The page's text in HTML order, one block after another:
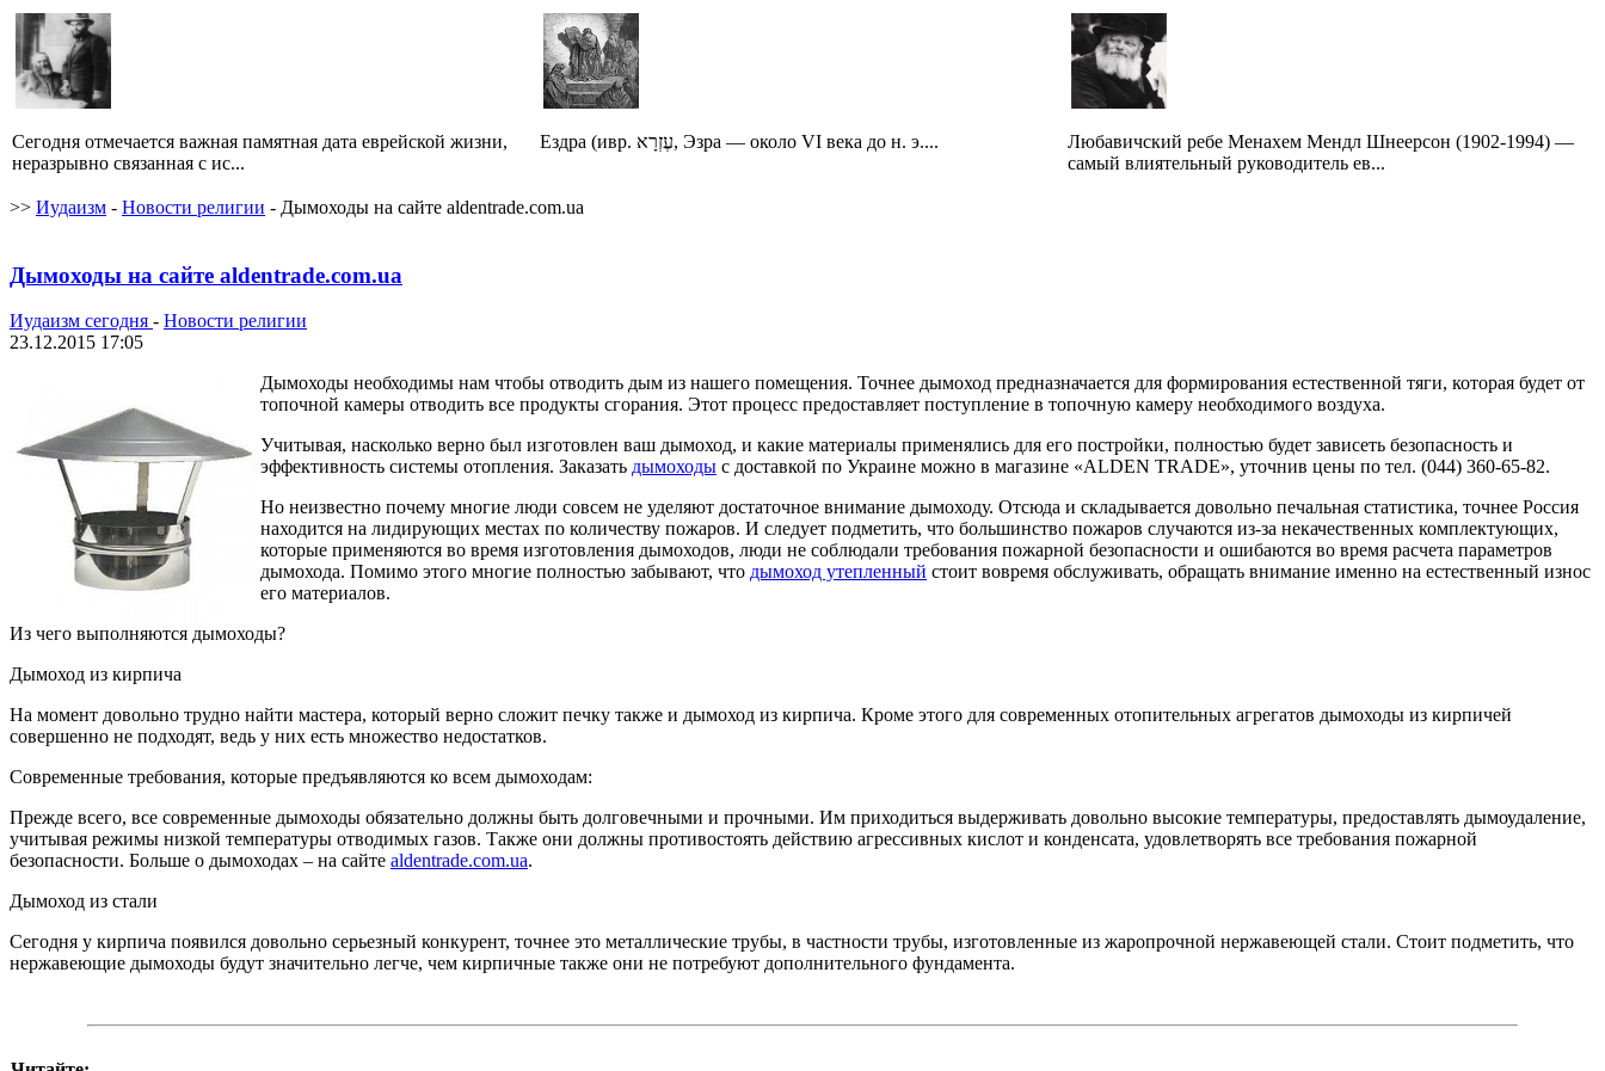
Сегодня отмечается важная памятная дата еврейской жизни,
неразрывно связанная с ис...
Ездра (ивр. עֶזְרָא‎, Эзра — около VI века до н. э....
Любавичский ребе Менахем Мендл Шнеерсон (1902-1994) —
самый влиятельный руководитель ев...
>> Иудаизм - Новости религии - Дымоходы на сайте aldentrade.com.ua
Дымоходы на сайте aldentrade.com.ua
Иудаизм сегодня - Новости религии
23.12.2015 17:05
Дымоходы необходимы нам чтобы отводить дым из нашего помещения. Точнее дымоход предназначается для формирования естественной тяги, которая будет от
топочной камеры отводить все продукты сгорания. Этот процесс предоставляет поступление в топочную камеру необходимого воздуха.
Учитывая, насколько верно был изготовлен ваш дымоход, и какие материалы применялись для его постройки, полностью будет зависеть безопасность и
эффективность системы отопления. Заказать дымоходы с доставкой по Украине можно в магазине «ALDEN TRADE», уточнив цены по тел. (044) 360-65-82.
Но неизвестно почему многие люди совсем не уделяют достаточное внимание дымоходу. Отсюда и складывается довольно печальная статистика, точнее Россия
находится на лидирующих местах по количеству пожаров. И следует подметить, что большинство пожаров случаются из-за некачественных комплектующих,
которые применяются во время изготовления дымоходов, люди не соблюдали требования пожарной безопасности и ошибаются во время расчета параметров
дымохода. Помимо этого многие полностью забывают, что дымоход утепленный стоит вовремя обслуживать, обращать внимание именно на естественный износ
его материалов.
Из чего выполняются дымоходы?
Дымоход из кирпича
На момент довольно трудно найти мастера, который верно сложит печку также и дымоход из кирпича. Кроме этого для современных отопительных агрегатов дымоходы из кирпичей
совершенно не подходят, ведь у них есть множество недостатков.
Современные требования, которые предъявляются ко всем дымоходам:
Прежде всего, все современные дымоходы обязательно должны быть долговечными и прочными. Им приходиться выдерживать довольно высокие температуры, предоставлять дымоудаление,
учитывая режимы низкой температуры отводимых газов. Также они должны противостоять действию агрессивных кислот и конденсата, удовлетворять все требования пожарной
безопасности. Больше о дымоходах – на сайте aldentrade.com.ua.
Дымоход из стали
Сегодня у кирпича появился довольно серьезный конкурент, точнее это металлические трубы, в частности трубы, изготовленные из жаропрочной нержавеющей стали. Стоит подметить, что
нержавеющие дымоходы будут значительно легче, чем кирпичные также они не потребуют дополнительного фундамента.